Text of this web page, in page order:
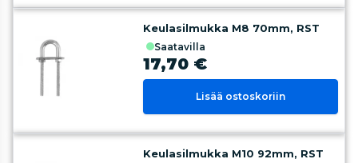
Keulasilmukka M8 70mm, RST
saatavilla
17,70 €
Lisää ostoskoriin
Keulasilmukka M10 92mm, RST